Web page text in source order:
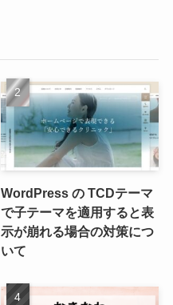
WordPress の TCDテーマ
で子テーマを適用すると表
示が崩れる場合の対策につ
いて